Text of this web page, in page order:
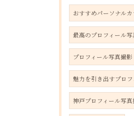
おすすめパーソナル
最高のプロフィール写
プロフィール写真撮影
魅力を引き出すプロ
神戸プロフィール写真